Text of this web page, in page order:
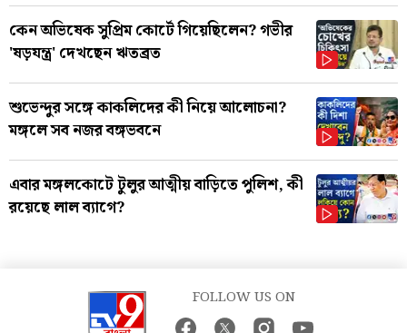
কেন অভিষেক সুপ্রিম কোর্টে গিয়েছিলেন? গভীর
'ষড়যন্ত্র' দেখছেন ঋতব্রত
শুভেন্দুর সঙ্গে কাকলিদের কী নিয়ে আলোচনা?
মঙ্গলে সব নজর বঙ্গভবনে
এবার মঙ্গলকোটে টুলুর আত্মীয় বাড়িতে পুলিশ, কী
রয়েছে লাল ব্যাগে?
FOLLOW US ON